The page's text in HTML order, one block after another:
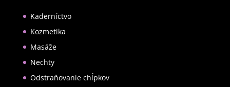
Kaderníctvo
Kozmetika
Masáže
Nechty
Odstraňovanie chĺpkov